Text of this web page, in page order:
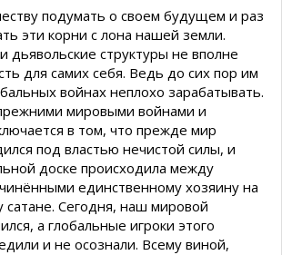
подумать о своем будущем и раз
эти корни с лона нашей земли.
дьявольские структуры не вполне
для самих себя. Ведь до сих пор им
войнах неплохо зарабатывать.
мировыми войнами и
в том, что прежде мир
под властью нечистой силы, и
доске происходила между
единственному хозяину на
сатане. Сегодня, наш мировой
а глобальные игроки этого
и не осознали. Всему виной,